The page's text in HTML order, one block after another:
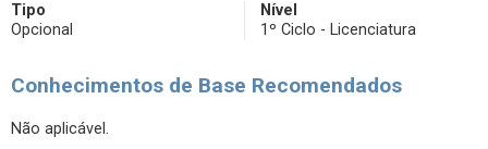
Tipo
Opcional
Nível
1º Ciclo - Licenciatura
Conhecimentos de Base Recomendados
Não aplicável.